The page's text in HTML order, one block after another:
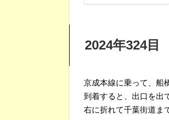
2024年324目
京成本線に乗って、船
到着すると、出口を出
右に折れて千葉街道ま